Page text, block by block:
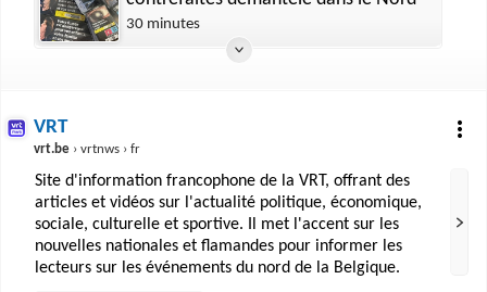
30 minutes
VRT
vrt.be › vrtnws › fr
Site d'information francophone de la VRT, offrant des
articles et vidéos sur l'actualité politique, économique,
sociale, culturelle et sportive. Il met l'accent sur les
nouvelles nationales et flamandes pour informer les
lecteurs sur les événements du nord de la Belgique.